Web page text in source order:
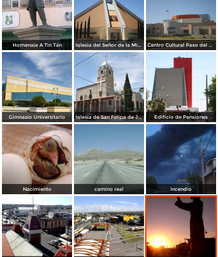
Homenaje A Tin Tán Iglesia del Señor de la Misericordia Centro Cultural Paso del Norte
Gimnasio Universitario Iglesia de San Felipe de Jesús Edificio de Pensiones
Nacimiento camino real Incendio